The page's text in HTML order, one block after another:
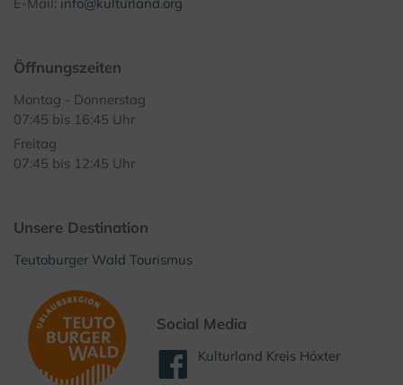
Öffnungszeiten
Montag - Donnerstag
07:45 bis 16:45 Uhr
Freitag
07:45 bis 12:45 Uhr
Unsere Destination
Teutoburger Wald Tourismus
Social Media
Kulturland Kreis Höxter